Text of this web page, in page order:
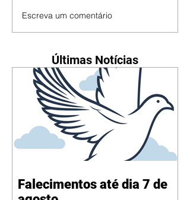
Escreva um comentário
Últimas Notícias
Falecimentos até dia 7 de